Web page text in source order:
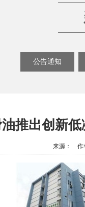
公告通知
推出创新
来源： 作